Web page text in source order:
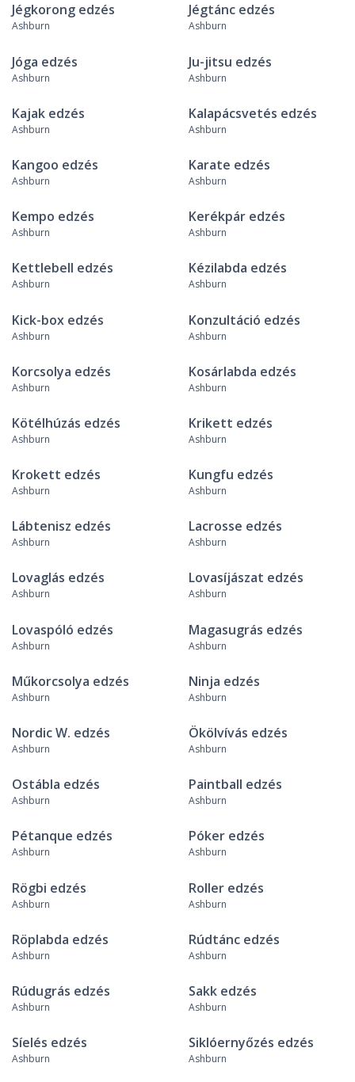
Jégkorong edzés
Ashburn
Jégtánc edzés
Ashburn
Jóga edzés
Ashburn
Ju-jitsu edzés
Ashburn
Kajak edzés
Ashburn
Kalapácsvetés edzés
Ashburn
Kangoo edzés
Ashburn
Karate edzés
Ashburn
Kempo edzés
Ashburn
Kerékpár edzés
Ashburn
Kettlebell edzés
Ashburn
Kézilabda edzés
Ashburn
Kick-box edzés
Ashburn
Konzultáció edzés
Ashburn
Korcsolya edzés
Ashburn
Kosárlabda edzés
Ashburn
Kötélhúzás edzés
Ashburn
Krikett edzés
Ashburn
Krokett edzés
Ashburn
Kungfu edzés
Ashburn
Lábtenisz edzés
Ashburn
Lacrosse edzés
Ashburn
Lovaglás edzés
Ashburn
Lovasíjászat edzés
Ashburn
Lovaspóló edzés
Ashburn
Magasugrás edzés
Ashburn
Műkorcsolya edzés
Ashburn
Ninja edzés
Ashburn
Nordic W. edzés
Ashburn
Ökölvívás edzés
Ashburn
Ostábla edzés
Ashburn
Paintball edzés
Ashburn
Pétanque edzés
Ashburn
Póker edzés
Ashburn
Rögbi edzés
Ashburn
Roller edzés
Ashburn
Röplabda edzés
Ashburn
Rúdtánc edzés
Ashburn
Rúdugrás edzés
Ashburn
Sakk edzés
Ashburn
Síelés edzés
Ashburn
Siklóernyőzés edzés
Ashburn